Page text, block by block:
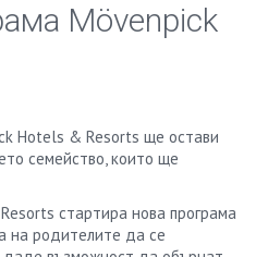
Mövenpick
Hotels & Resorts ще остави
семейство, които ще
стартира нова програма
на родителите да се